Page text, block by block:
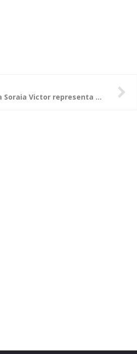
Conselheira Soraia Victor representa a Atricon em Fórum sobre Os Desafios do Plano Nacional de Educação